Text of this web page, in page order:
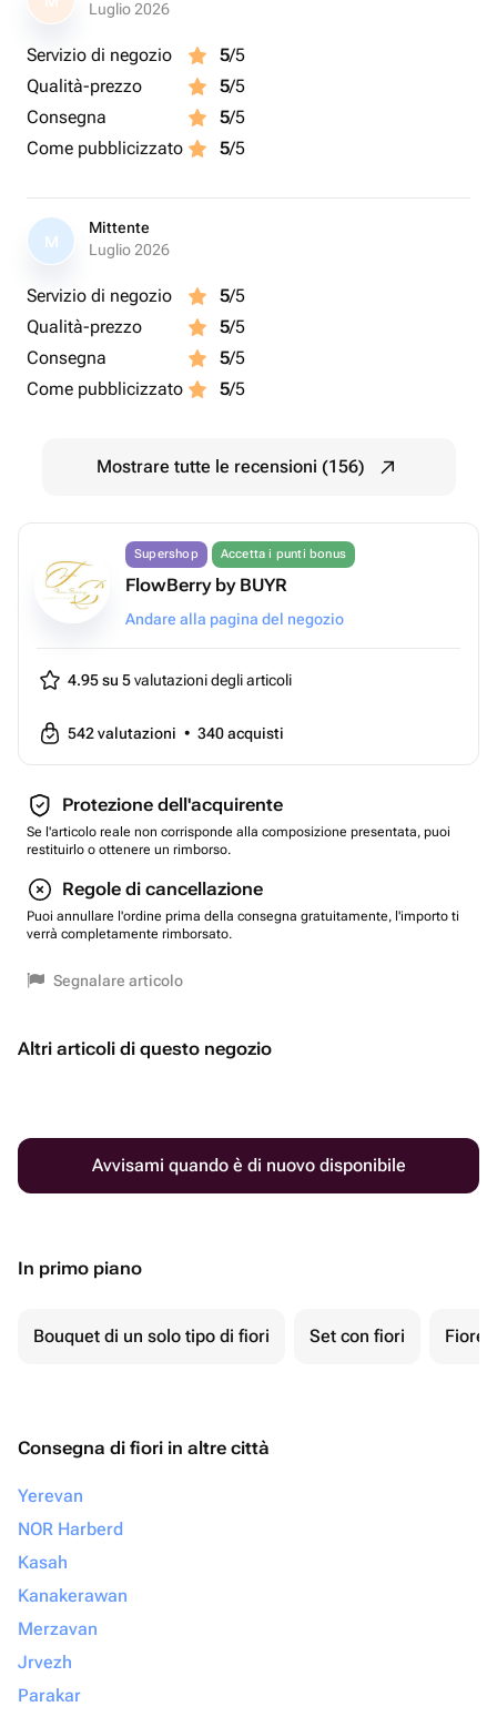
Luglio 2026
Servizio di negozio 5/5
Qualità-prezzo
5/5
Consegna
5/5
Come pubblicizzato
5/5
M
Mittente
Luglio 2026
Servizio di negozio 5/5
Qualità-prezzo
5/5
Consegna
5/5
Come pubblicizzato
5/5
Mostrare tutte le recensioni (156)
Supershop Accetta i punti bonus
FlowBerry by BUYR
Andare alla pagina del negozio
4.95 su 5valutazioni degli articoli
542valutazioni • 340acquisti
Protezione dell'acquirente
Se l'articolo reale non corrisponde alla composizione presentata, puoi
restituirlo o ottenere un rimborso.
Regole di cancellazione
Puoi annullare l'ordine prima della consegna gratuitamente, l'importo ti
verrà completamente rimborsato.
Segnalare articolo
Altri articoli di questo negozio
Avvisami quando è di nuovo disponibile
In primo piano
Bouquet di un solo tipo di fiori Set con fiori Fiore
Consegna di fiori in altre città
Yerevan
NOR Harberd
Kasah
Kanakerawan
Merzavan
Jrvezh
Parakar